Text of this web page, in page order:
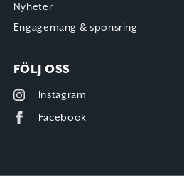
Nyheter
Engagemang & sponsring
FÖLJ OSS
Instagram
Facebook